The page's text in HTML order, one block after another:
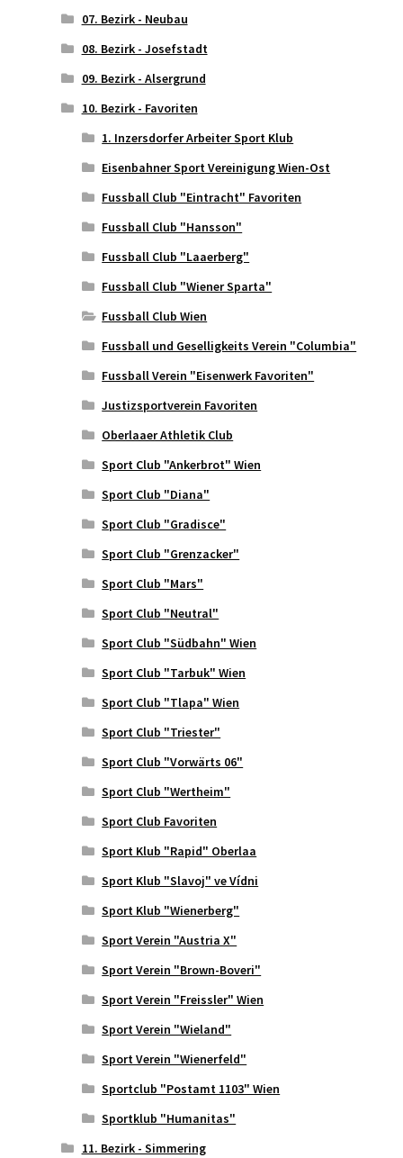
07. Bezirk - Neubau
08. Bezirk - Josefstadt
09. Bezirk - Alsergrund
10. Bezirk - Favoriten
1. Inzersdorfer Arbeiter Sport Klub
Eisenbahner Sport Vereinigung Wien-Ost
Fussball Club "Eintracht" Favoriten
Fussball Club "Hansson"
Fussball Club "Laaerberg"
Fussball Club "Wiener Sparta"
Fussball Club Wien
Fussball und Geselligkeits Verein "Columbia"
Fussball Verein "Eisenwerk Favoriten"
Justizsportverein Favoriten
Oberlaaer Athletik Club
Sport Club "Ankerbrot" Wien
Sport Club "Diana"
Sport Club "Gradisce"
Sport Club "Grenzacker"
Sport Club "Mars"
Sport Club "Neutral"
Sport Club "Südbahn" Wien
Sport Club "Tarbuk" Wien
Sport Club "Tlapa" Wien
Sport Club "Triester"
Sport Club "Vorwärts 06"
Sport Club "Wertheim"
Sport Club Favoriten
Sport Klub "Rapid" Oberlaa
Sport Klub "Slavoj" ve Vídni
Sport Klub "Wienerberg"
Sport Verein "Austria X"
Sport Verein "Brown-Boveri"
Sport Verein "Freissler" Wien
Sport Verein "Wieland"
Sport Verein "Wienerfeld"
Sportclub "Postamt 1103" Wien
Sportklub "Humanitas"
11. Bezirk - Simmering